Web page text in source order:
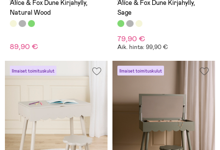
Alice & Fox Dune Kirjahylly,
Natural Wood
89,90 €
Alice & Fox Dune Kirjahylly,
Sage
79,90 €
Aik. hinta: 99,90 €
Ilmaiset toimituskulut Ilmaiset toimituskulut